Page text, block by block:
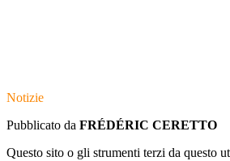
Notizie
Pubblicato da FRÉDÉRIC CERETTO
Questo sito o gli strumenti terzi da questo